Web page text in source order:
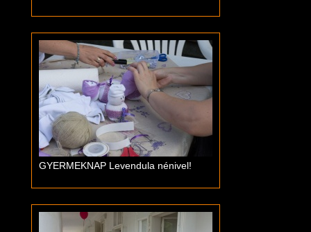
GYERMEKNAP Levendula nénivel!